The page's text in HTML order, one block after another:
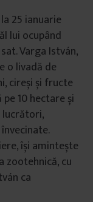
25 ianuarie
lui ocupând
Varga István,
o livadă de
cireși și fructe
10 hectare și
își amintește
zootehnică, cu
ca